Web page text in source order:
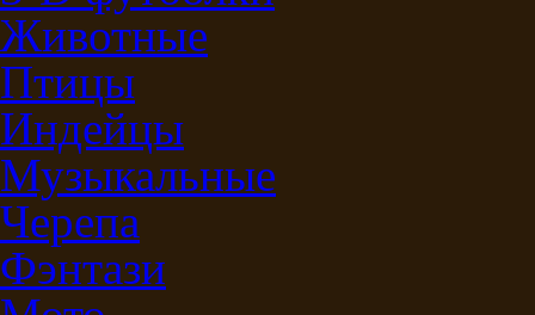
Животные
Птицы
Индейцы
Музыкальные
Черепа
Фэнтази